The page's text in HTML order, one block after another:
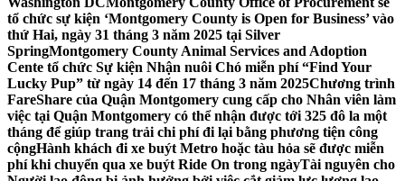
tổ chức sự kiện ‘Montgomery County is Open for Business’ vào
thứ Hai, ngày 31 tháng 3 năm 2025 tại Silver
SpringMontgomery County Animal Services and Adoption
Cente tổ chức Sự kiện Nhận nuôi Chó miễn phí “Find Your
Lucky Pup” từ ngày 14 đến 17 tháng 3 năm 2025Chương trình
FareShare của Quận Montgomery cung cấp cho Nhân viên làm
việc tại Quận Montgomery có thể nhận được tới 325 đô la một
tháng để giúp trang trải chi phí đi lại bằng phương tiện công
cộngHành khách đi xe buýt Metro hoặc tàu hỏa sẽ được miễn
phí khi chuyển qua xe buýt Ride On trong ngàyTài nguyên cho